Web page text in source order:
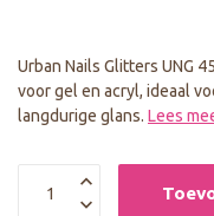
Urban Nails Glitters UNG
voor gel en acryl, ideaal
langdurige glans. Lees